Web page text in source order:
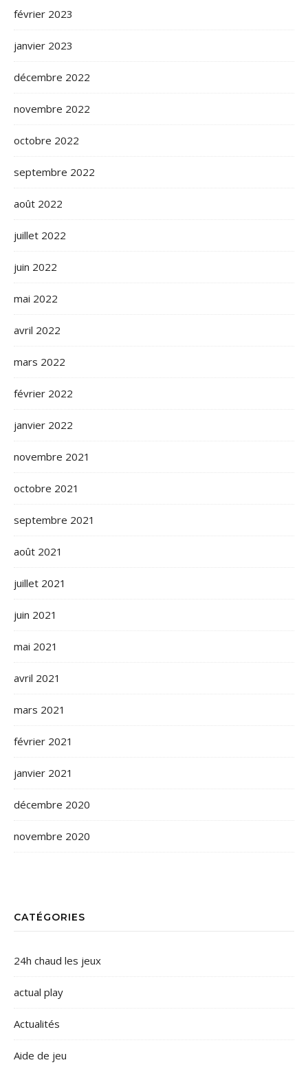
février 2023
janvier 2023
décembre 2022
novembre 2022
octobre 2022
septembre 2022
août 2022
juillet 2022
juin 2022
mai 2022
avril 2022
mars 2022
février 2022
janvier 2022
novembre 2021
octobre 2021
septembre 2021
août 2021
juillet 2021
juin 2021
mai 2021
avril 2021
mars 2021
février 2021
janvier 2021
décembre 2020
novembre 2020
CATÉGORIES
24h chaud les jeux
actual play
Actualités
Aide de jeu